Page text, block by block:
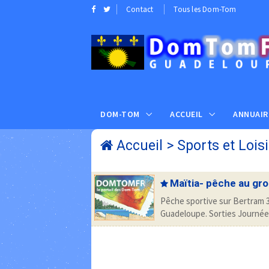
Contact Tous les Dom-Tom
DOM-TOM ACCUEIL
Accueil > Sports et
Maïtia- pêche au
Pêche sportive sur Bertram
Guadeloupe. Sorties